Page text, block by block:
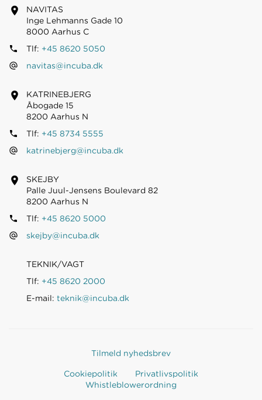
NAVITAS
Inge Lehmanns Gade 10
8000 Aarhus C
Tlf: +45 8620 5050
navitas@incuba.dk
KATRINEBJERG
Åbogade 15
8200 Aarhus N
Tlf: +45 8734 5555
katrinebjerg@incuba.dk
SKEJBY
Palle Juul-Jensens Boulevard 82
8200 Aarhus N
Tlf: +45 8620 5000
skejby@incuba.dk
TEKNIK/VAGT
Tlf: +45 8620 2000
E-mail: teknik@incuba.dk
Tilmeld nyhedsbrev
Cookiepolitik
Privatlivspolitik
Whistleblowerordning